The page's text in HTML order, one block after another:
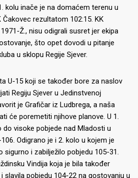
kolu inače je na domaćem terenu u
rezultatom 102:15. KK
Ž., nisu odigrali susret jer ekipa
što opet dovodi u pitanje
u sklopu Regije Sjever.
U-15 koji se također bore za naslov
Regiju Sjever u Jedinstvenoj
je Grafičar iz Ludbrega, a naša
će poremetiti njihove planove. U 1.
visoke pobjede nad Mladosti u
Odigrano je i 2. kolo u kojem je
sigurno i zabilježilo pobjedu 105-31.
Vindija koja je bila također
slavila pobjedu 104-22 na gostovanju u